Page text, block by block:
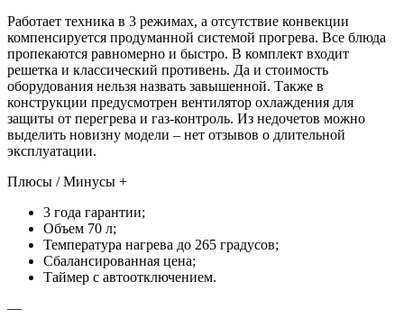
Работает техника в 3 режимах, а отсутствие конвекции
компенсируется продуманной системой прогрева. Все блюда
пропекаются равномерно и быстро. В комплект входит
решетка и классический противень. Да и стоимость
оборудования нельзя назвать завышенной. Также в
конструкции предусмотрен вентилятор охлаждения для
защиты от перегрева и газ-контроль. Из недочетов можно
выделить новизну модели – нет отзывов о длительной
эксплуатации.
Плюсы / Минусы +
3 года гарантии;
Объем 70 л;
Температура нагрева до 265 градусов;
Сбалансированная цена;
Таймер с автоотключением.
—